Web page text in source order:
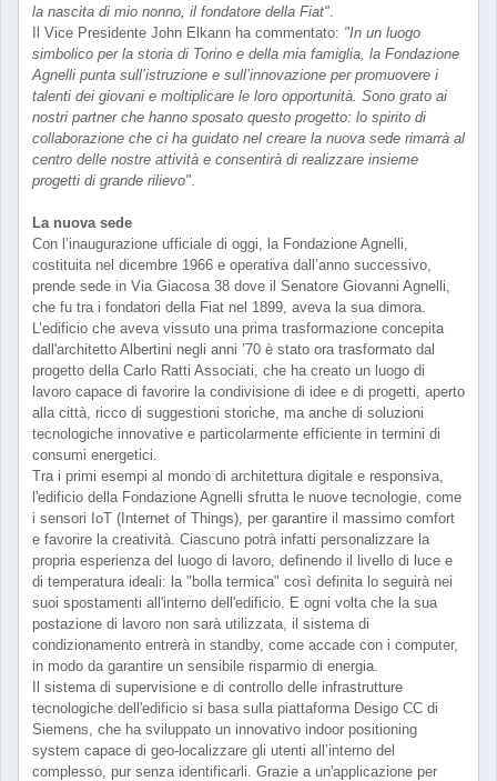
la nascita di mio nonno, il fondatore della Fiat".
Il Vice Presidente John Elkann ha commentato: "In un luogo
simbolico per la storia di Torino e della mia famiglia, la Fondazione
Agnelli punta sull’istruzione e sull’innovazione per promuovere i
talenti dei giovani e moltiplicare le loro opportunità. Sono grato ai
nostri partner che hanno sposato questo progetto: lo spirito di
collaborazione che ci ha guidato nel creare la nuova sede rimarrà al
centro delle nostre attività e consentirà di realizzare insieme
progetti di grande rilievo".
La nuova sede
Con l’inaugurazione ufficiale di oggi, la Fondazione Agnelli,
costituita nel dicembre 1966 e operativa dall’anno successivo,
prende sede in Via Giacosa 38 dove il Senatore Giovanni Agnelli,
che fu tra i fondatori della Fiat nel 1899, aveva la sua dimora.
L’edificio che aveva vissuto una prima trasformazione concepita
dall'architetto Albertini negli anni ’70 è stato ora trasformato dal
progetto della Carlo Ratti Associati, che ha creato un luogo di
lavoro capace di favorire la condivisione di idee e di progetti, aperto
alla città, ricco di suggestioni storiche, ma anche di soluzioni
tecnologiche innovative e particolarmente efficiente in termini di
consumi energetici.
Tra i primi esempi al mondo di architettura digitale e responsiva,
l'edificio della Fondazione Agnelli sfrutta le nuove tecnologie, come
i sensori IoT (Internet of Things), per garantire il massimo comfort
e favorire la creatività. Ciascuno potrà infatti personalizzare la
propria esperienza del luogo di lavoro, definendo il livello di luce e
di temperatura ideali: la "bolla termica" così definita lo seguirà nei
suoi spostamenti all'interno dell'edificio. E ogni volta che la sua
postazione di lavoro non sarà utilizzata, il sistema di
condizionamento entrerà in standby, come accade con i computer,
in modo da garantire un sensibile risparmio di energia.
Il sistema di supervisione e di controllo delle infrastrutture
tecnologiche dell'edificio si basa sulla piattaforma Desigo CC di
Siemens, che ha sviluppato un innovativo indoor positioning
system capace di geo-localizzare gli utenti all’interno del
complesso, pur senza identificarli. Grazie a un'applicazione per